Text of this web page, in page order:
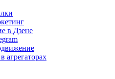
в Дзене
агрегаторах